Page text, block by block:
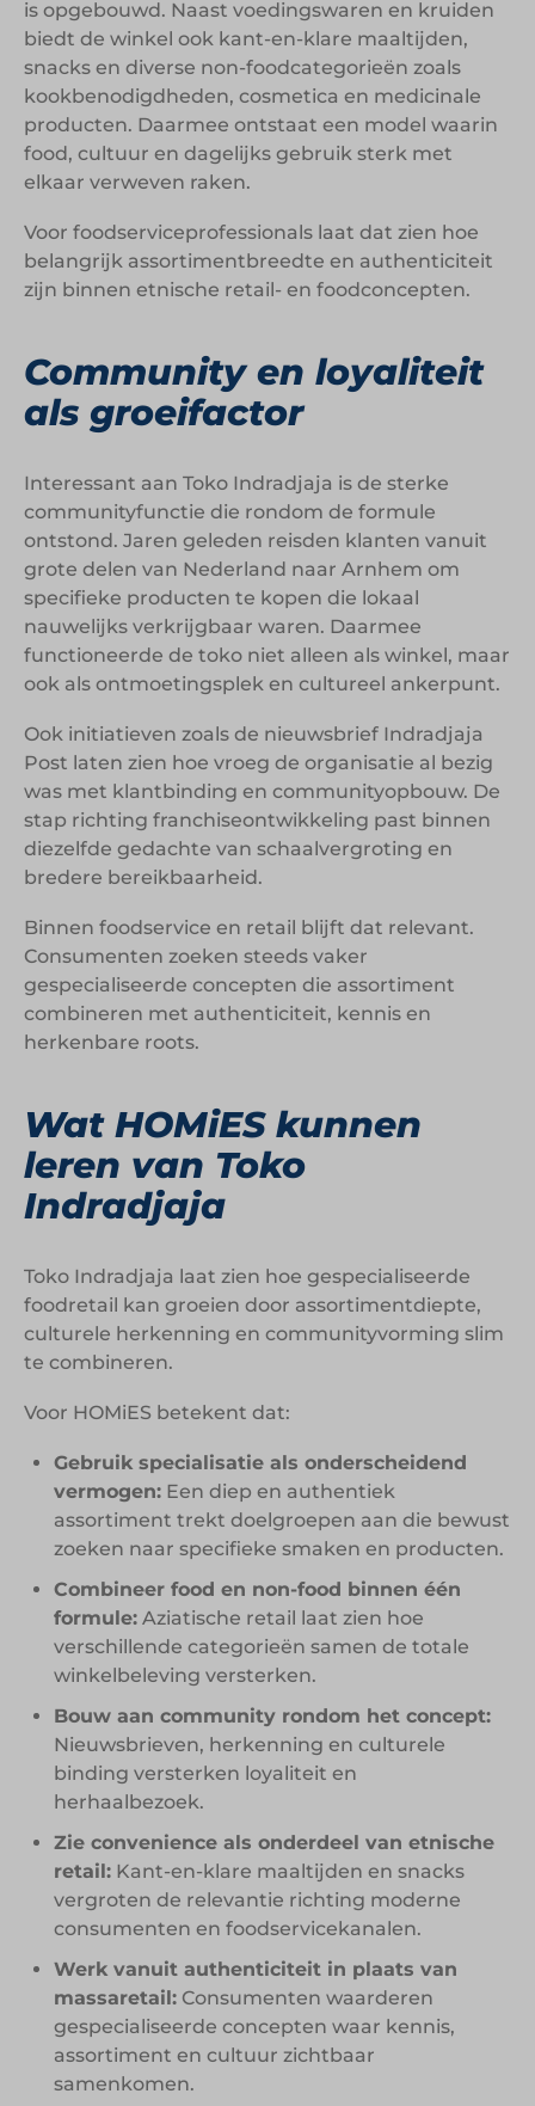
is opgebouwd. Naast voedingswaren en kruiden
biedt de winkel ook kant-en-klare maaltijden,
snacks en diverse non-foodcategorieën zoals
kookbenodigdheden, cosmetica en medicinale
producten. Daarmee ontstaat een model waarin
food, cultuur en dagelijks gebruik sterk met
elkaar verweven raken.
Voor foodserviceprofessionals laat dat zien hoe
belangrijk assortimentbreedte en authenticiteit
zijn binnen etnische retail- en foodconcepten.
Community en loyaliteit
als groeifactor
Interessant aan Toko Indradjaja is de sterke
communityfunctie die rondom de formule
ontstond. Jaren geleden reisden klanten vanuit
grote delen van Nederland naar Arnhem om
specifieke producten te kopen die lokaal
nauwelijks verkrijgbaar waren. Daarmee
functioneerde de toko niet alleen als winkel, maar
ook als ontmoetingsplek en cultureel ankerpunt.
Ook initiatieven zoals de nieuwsbrief Indradjaja
Post laten zien hoe vroeg de organisatie al bezig
was met klantbinding en communityopbouw. De
stap richting franchiseontwikkeling past binnen
diezelfde gedachte van schaalvergroting en
bredere bereikbaarheid.
Binnen foodservice en retail blijft dat relevant.
Consumenten zoeken steeds vaker
gespecialiseerde concepten die assortiment
combineren met authenticiteit, kennis en
herkenbare roots.
Wat HOMiES kunnen
leren van Toko
Indradjaja
Toko Indradjaja laat zien hoe gespecialiseerde
foodretail kan groeien door assortimentdiepte,
culturele herkenning en communityvorming slim
te combineren.
Voor HOMiES betekent dat:
Gebruik specialisatie als onderscheidend
vermogen: Een diep en authentiek
assortiment trekt doelgroepen aan die bewust
zoeken naar specifieke smaken en producten.
Combineer food en non-food binnen één
formule: Aziatische retail laat zien hoe
verschillende categorieën samen de totale
winkelbeleving versterken.
Bouw aan community rondom het concept:
Nieuwsbrieven, herkenning en culturele
binding versterken loyaliteit en
herhaalbezoek.
Zie convenience als onderdeel van etnische
retail: Kant-en-klare maaltijden en snacks
vergroten de relevantie richting moderne
consumenten en foodservicekanalen.
Werk vanuit authenticiteit in plaats van
massaretail: Consumenten waarderen
gespecialiseerde concepten waar kennis,
assortiment en cultuur zichtbaar
samenkomen.